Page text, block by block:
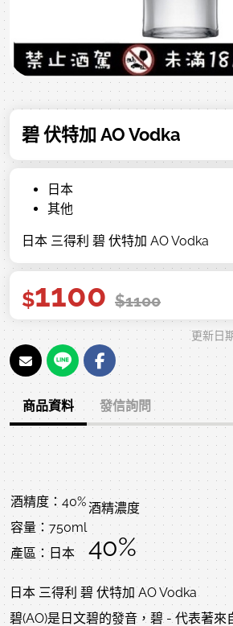
碧 伏特加 AO Vodka
日本
其他
日本 三得利 碧 伏特加 AO Vodka
$1100 $1100
更新日
商品資料 發信詢問
酒精度：40%
容量：750ml
產區：日本
酒精濃度
40%
日本 三得利 碧 伏特加 AO Vodka
碧(AO)是日文碧的發音，碧 - 代表著來